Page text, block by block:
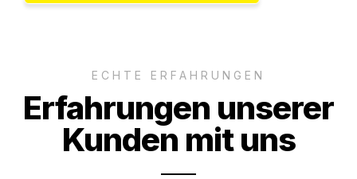
ECHTE ERFAHRUNGEN
Erfahrungen unserer
Kunden mit uns